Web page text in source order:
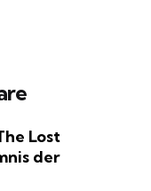
Lost
der